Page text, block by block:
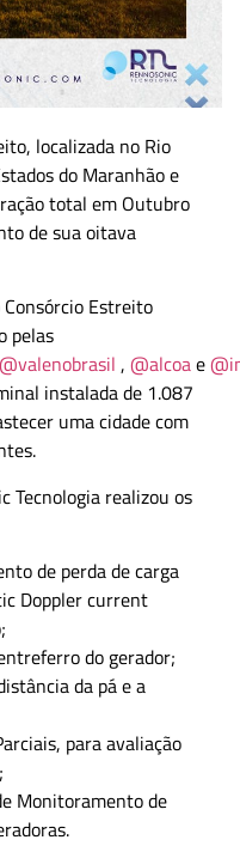
localizada no Rio
do Maranhão e
total em Outubro
de sua oitava
Estreito
pelas
@valenobrasil , @alcoae
instalada de 1.087
uma cidade com
Tecnologia realizou os
de perda de carga
Doppler current
do gerador;
da pá e a
para avaliação
Monitoramento de